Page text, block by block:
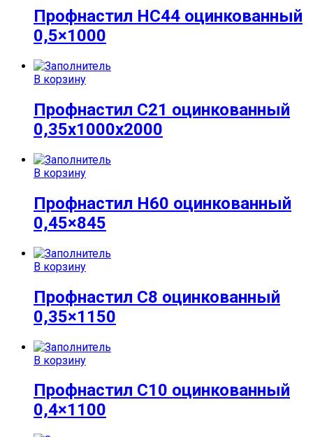
Профнастил НС44 оцинкованный
0,5×1000
В корзину
Профнастил С21 оцинкованный
0,35x1000x2000
В корзину
Профнастил Н60 оцинкованный
0,45×845
В корзину
Профнастил С8 оцинкованный
0,35×1150
В корзину
Профнастил С10 оцинкованный
0,4×1100